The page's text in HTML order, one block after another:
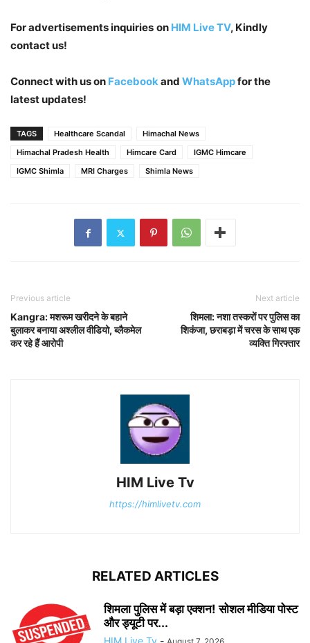
For advertisements inquiries on HIM Live TV, Kindly
contact us!
Connect with us on Facebookand WhatsAppfor the
latest updates!
TAGS Healthcare Scandal
Himachal News
Himachal Pradesh Health
Himcare Card
IGMC Himcare
IGMC Shimla
MRI Charges Shimla News
Previous article
Kangra: मशरूम खरीदने के बहाने
बुलाकर बनाया अश्लील वीडियो, ब्लैकमेल
कर रहे हैं आरोपी
Next article
शिमला: नशा तस्करों पर पुलिस का
शिकंजा, छराबड़ा में चरस के साथ एक
व्यक्ति गिरफ्तार
HIM Live Tv
https://himlivetv.com
RELATED ARTICLES
शिमला पुलिस में बड़ा एक्शन! सोशल मीडिया पोस्ट
और ड्यूटी पर...